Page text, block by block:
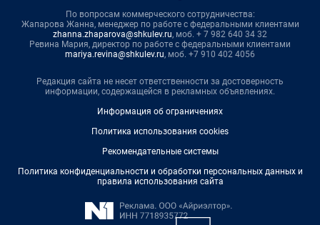
По вопросам коммерческого сотрудничества:
Жапарова Жанна, менеджер по работе с федеральными клиентами
zhanna.zhaparova@shkulev.ru, моб. + 7 982 640 34 32
Ревина Мария, директор по работе с федеральными клиентами
mariya.revina@shkulev.ru, моб. +7 910 402 4056
Редакция сайта не несет ответственности за достоверность
информации, содержащейся в рекламных объявлениях.
Информация об ограничениях
Политика использования cookies
Рекомендательные системы
Политика конфиденциальности и обработки персональных данных и
правила использования сайта